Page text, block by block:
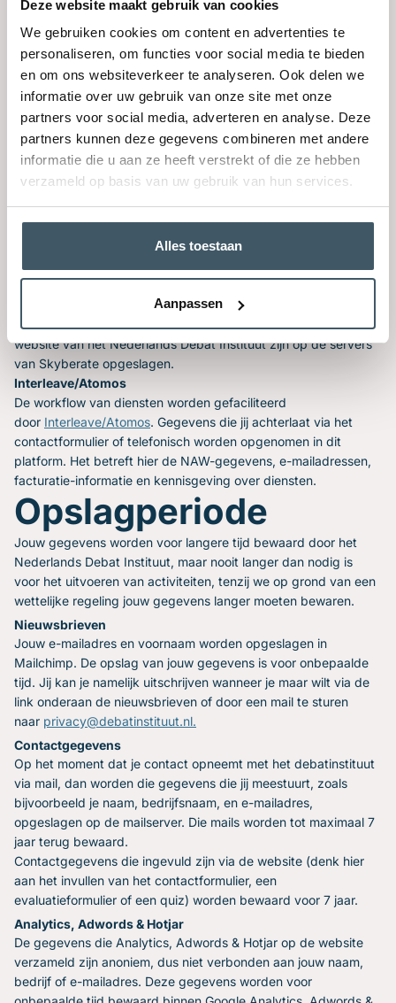
Deze website maakt gebruik van cookies
We gebruiken cookies om content en advertenties te
personaliseren, om functies voor social media te bieden
en om ons websiteverkeer te analyseren. Ook delen we
informatie over uw gebruik van onze site met onze
partners voor social media, adverteren en analyse. Deze
partners kunnen deze gegevens combineren met andere
informatie die u aan ze heeft verstrekt of die ze hebben
verzameld op basis van uw gebruik van hun services.
Alles toestaan
Aanpassen
De nieuwsbrieven en tips worden verzonden met Mailchimp.
Op het moment dat jij je aanmeldt voor de nieuwsbrief, wordt
jouw e-mailadres en voornaam automatisch opgeslagen in de
daarvoor bestemde lijst binnen Mailchimp. Dit programma
houdt ook bij welke mails worden geopend en waar er op
wordt geklikt. Aan de hand van deze gegevens kunnen wij
opnieuw targetten met mails. Dit zijn de voorwaarden waar je
mee akkoord gaat op het moment dat je je inschrijft op onze
nieuwsbrieven. Je kunt je te allen tijde uitschrijven.
Officebox
De e-mail van het Nederlands Debat Instituut wordt gehost bij
Officebox. Als jij contact opneemt via de formulieren (dit geldt
ook voor evalutieformulieren of een quiz) of via mail, worden
die betreffende mails opgeslagen op de servers van Officebox.
Modern Minds
De website en back-ups van de website worden gehost via
Modern Minds bij Skyberate. Gegevens die jij achterlaat op de
website van het Nederlands Debat Instituut zijn op de servers
van Skyberate opgeslagen.
Interleave/Atomos
De workflow van diensten worden gefaciliteerd
door Interleave/Atomos. Gegevens die jij achterlaat via het
contactformulier of telefonisch worden opgenomen in dit
platform. Het betreft hier de NAW-gegevens, e-mailadressen,
facturatie-informatie en kennisgeving over diensten.
Opslagperiode
Jouw gegevens worden voor langere tijd bewaard door het
Nederlands Debat Instituut, maar nooit langer dan nodig is
voor het uitvoeren van activiteiten, tenzij we op grond van een
wettelijke regeling jouw gegevens langer moeten bewaren.
Nieuwsbrieven
Jouw e-mailadres en voornaam worden opgeslagen in
Mailchimp. De opslag van jouw gegevens is voor onbepaalde
tijd. Jij kan je namelijk uitschrijven wanneer je maar wilt via de
link onderaan de nieuwsbrieven of door een mail te sturen
naar privacy@debatinstituut.nl.
Contactgegevens
Op het moment dat je contact opneemt met het debatinstituut
via mail, dan worden die gegevens die jij meestuurt, zoals
bijvoorbeeld je naam, bedrijfsnaam, en e-mailadres,
opgeslagen op de mailserver. Die mails worden tot maximaal 7
jaar terug bewaard.
Contactgegevens die ingevuld zijn via de website (denk hier
aan het invullen van het contactformulier, een
evaluatieformulier of een quiz) worden bewaard voor 7 jaar.
Analytics, Adwords & Hotjar
De gegevens die Analytics, Adwords & Hotjar op de website
verzameld zijn anoniem, dus niet verbonden aan jouw naam,
bedrijf of e-mailadres. Deze gegevens worden voor